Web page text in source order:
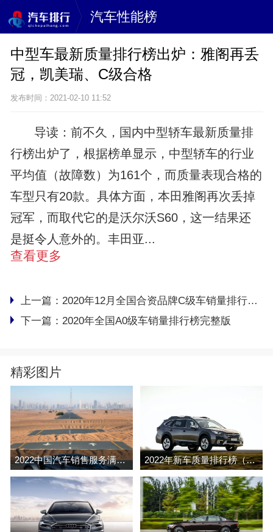
汽车性能榜
中型车最新质量排行榜出炉：雅阁再丢
冠，凯美瑞、C级合格
发布时间：2021-02-10 11:52
导读：前不久，国内中型轿车最新质量排
行榜出炉了，根据榜单显示，中型轿车的行业
平均值（故障数）为161个，而质量表现合格的
车型只有20款。具体方面，本田雅阁再次丢掉
冠军，而取代它的是沃尔沃S60，这一结果还
是挺令人意外的。丰田亚...
查看更多
上一篇： 2020年12月全国合资品牌C级车销量排行榜完整版
下一篇： 2020年全国A0级车销量排行榜完整版
精彩图片
2022中国汽车销售服务满意度排行榜(J.D.Power 2022年新车质量排行榜（J.D.Power